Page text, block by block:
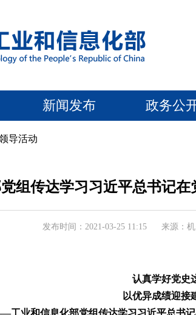
新闻发布 政务公
导活动
组传达学习习近平总书记
发布时间：2021-03-25 11:15 来源：
认真学好党史
以优异成绩迎接
工业和信息化部党组传达学习习近平总书